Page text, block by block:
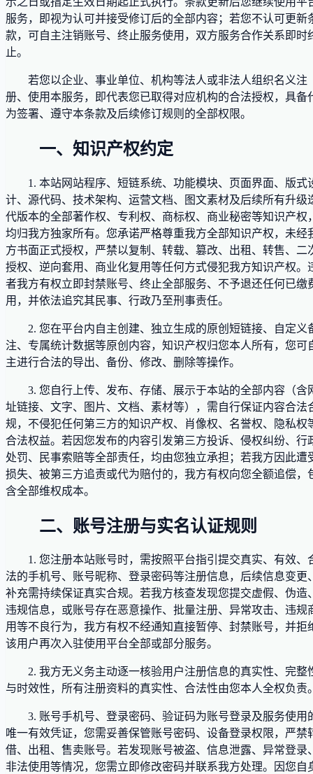
服务，即视为认可并接受修订后的全部内容；若您不认可更新
款，可自主注销账号、终止服务使用，双方服务合作关系即时
止。
若您以企业、事业单位、机构等法人或非法人组织名义注
册、使用本服务，即代表您已取得对应机构的合法授权，具备
为签署、遵守本条款及后续修订规则的全部权限。
一、知识产权约定
1. 本站网站程序、短链系统、功能模块、页面界面、版式
计、源代码、技术架构、运营文档、图文素材及后续所有升级
代版本的全部著作权、专利权、商标权、商业秘密等知识产权
均归我方独家所有。您承诺严格尊重我方全部知识产权，未经
方书面正式授权，严禁以复制、转载、篡改、出租、转售、二
授权、逆向套用、商业化复用等任何方式侵犯我方知识产权。
者我方有权立即封禁账号、终止全部服务、不予退还任何已缴
用，并依法追究其民事、行政乃至刑事责任。
2. 您在平台内自主创建、独立生成的原创短链接、自定义
注、专属统计数据等原创内容，知识产权归您本人所有，您可
主进行合法的导出、备份、修改、删除等操作。
3. 您自行上传、发布、存储、展示于本站的全部内容（含
址链接、文字、图片、文档、素材等），需自行保证内容合法
规，不侵犯任何第三方的知识产权、肖像权、名誉权、隐私权
合法权益。若因您发布的内容引发第三方投诉、侵权纠纷、行
处罚、民事索赔等全部责任，均由您独立承担；若我方因此遭
损失、被第三方追责或代为赔付的，我方有权向您全额追偿，
含全部维权成本。
二、账号注册与实名认证规则
1. 您注册本站账号时，需按照平台指引提交真实、有效、
法的手机号、账号昵称、登录密码等注册信息，后续信息变更
补充需持续保证真实合规。若我方核查发现您提交虚假、伪造
违规信息，或账号存在恶意操作、批量注册、异常攻击、违规
用等不良行为，我方有权不经通知直接暂停、封禁账号，并拒
该用户再次入驻使用平台全部或部分服务。
2. 我方无义务主动逐一核验用户注册信息的真实性、完整
与时效性，所有注册资料的真实性、合法性由您本人全权负责
3. 账号手机号、登录密码、验证码为账号登录及服务使用
唯一有效凭证，您需妥善保管账号密码、设备登录权限，严禁
借、出租、售卖账号。若发现账号被盗、信息泄露、异常登录
非法使用等情况，您需立即修改密码并联系我方处理。因您自